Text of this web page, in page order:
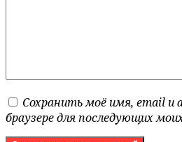
Сохранить моё имя, email и
браузере для последующих